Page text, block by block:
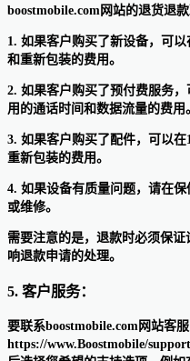
boostmobile.com网站的退货退款
1. 如果客户购买了新设备，可
和重新包装的费用。
2. 如果客户购买了预付费服务
用的通话时间和数据流量的费用
3. 如果客户购买了配件，可以
重新包装的费用。
4. 如果设备有质量问题，请在
或维修。
需要注意的是，退款时必须保
响退款申请的处理。
5. 客户服务：
要联系boostmobile.com网站客
https://www.Boostmobile/